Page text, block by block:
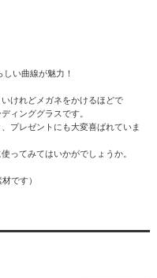
い曲線が魅力！
けれどメガネをかけるほどで
ィンググラスです。
プレゼントにも大変喜ばれていま
ってみてはいかがでしょうか。
です）